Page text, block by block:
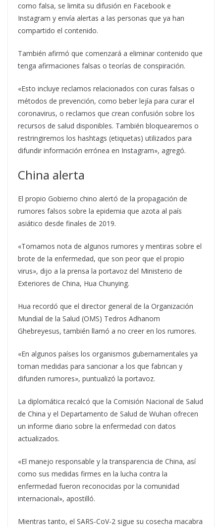
como falsa, se limita su difusión en Facebook e
Instagram y envía alertas a las personas que ya han
compartido el contenido.
También afirmó que comenzará a eliminar contenido que
tenga afirmaciones falsas o teorías de conspiración.
«Esto incluye reclamos relacionados con curas falsas o
métodos de prevención, como beber lejía para curar el
coronavirus, o reclamos que crean confusión sobre los
recursos de salud disponibles. También bloquearemos o
restringiremos los hashtags (etiquetas) utilizados para
difundir información errónea en Instagram», agregó.
China alerta
El propio Gobierno chino alertó de la propagación de
rumores falsos sobre la epidemia que azota al país
asiático desde finales de 2019.
«Tomamos nota de algunos rumores y mentiras sobre el
brote de la enfermedad, que son peor que el propio
virus», dijo a la prensa la portavoz del Ministerio de
Exteriores de China, Hua Chunying.
Hua recordó que el director general de la Organización
Mundial de la Salud (OMS) Tedros Adhanom
Ghebreyesus, también llamó a no creer en los rumores.
«En algunos países los organismos gubernamentales ya
toman medidas para sancionar a los que fabrican y
difunden rumores», puntualizó la portavoz.
La diplomática recalcó que la Comisión Nacional de Salud
de China y el Departamento de Salud de Wuhan ofrecen
un informe diario sobre la enfermedad con datos
actualizados.
«El manejo responsable y la transparencia de China, así
como sus medidas firmes en la lucha contra la
enfermedad fueron reconocidas por la comunidad
internacional», apostilló.
Mientras tanto, el SARS-CoV-2 sigue su cosecha macabra